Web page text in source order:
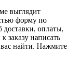
выглядит
форму по
доставки, оплаты,
заказу написать
найти. Нажмите